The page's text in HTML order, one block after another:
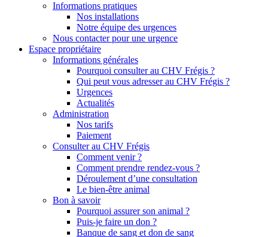
Informations pratiques
Nos installations
Notre équipe des urgences
Nous contacter pour une urgence
Espace propriétaire
Informations générales
Pourquoi consulter au CHV Frégis ?
Qui peut vous adresser au CHV Frégis ?
Urgences
Actualités
Administration
Nos tarifs
Paiement
Consulter au CHV Frégis
Comment venir ?
Comment prendre rendez-vous ?
Déroulement d’une consultation
Le bien-être animal
Bon à savoir
Pourquoi assurer son animal ?
Puis-je faire un don ?
Banque de sang et don de sang